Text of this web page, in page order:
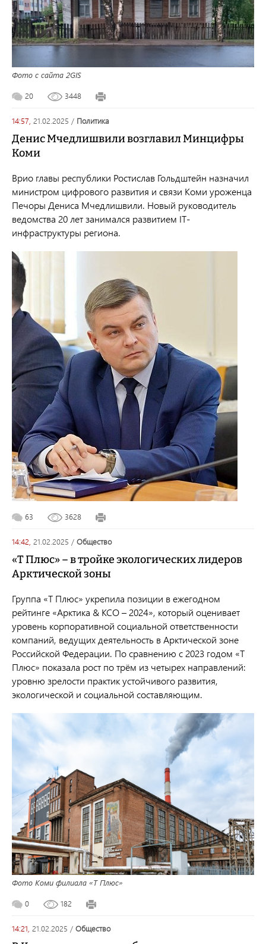
Фото с сайта 2GIS
20 3448
14:57, 21.02.2025 / политика
Денис Мчедлишвили возглавил Минцифры
Коми
Врио главы республики Ростислав Гольдштейн назначил
министром цифрового развития и связи Коми уроженца
Печоры Дениса Мчедлишвили. Новый руководитель
ведомства 20 лет занимался развитием IT-
инфраструктуры региона.
63 3628
14:42, 21.02.2025 / общество
«Т Плюс» – в тройке экологических лидеров
Арктической зоны
Группа «Т Плюс» укрепила позиции в ежегодном
рейтинге «Арктика & КСО – 2024», который оценивает
уровень корпоративной социальной ответственности
компаний, ведущих деятельность в Арктической зоне
Российской Федерации. По сравнению с 2023 годом «Т
Плюс» показала рост по трём из четырех направлений:
уровню зрелости практик устойчивого развития,
экологической и социальной составляющим.
Фото Коми филиала «Т Плюс»
0 182
14:21, 21.02.2025 / общество